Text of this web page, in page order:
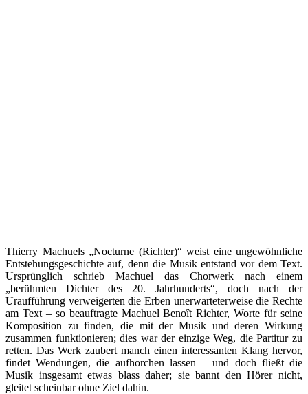
Thierry Machuels „Nocturne (Richter)“ weist eine ungewöhnliche
Entstehungsgeschichte auf, denn die Musik entstand vor dem Text.
Ursprünglich schrieb Machuel das Chorwerk nach einem
„berühmten Dichter des 20. Jahrhunderts“, doch nach der
Uraufführung verweigerten die Erben unerwarteterweise die Rechte
am Text – so beauftragte Machuel Benoît Richter, Worte für seine
Komposition zu finden, die mit der Musik und deren Wirkung
zusammen funktionieren; dies war der einzige Weg, die Partitur zu
retten. Das Werk zaubert manch einen interessanten Klang hervor,
findet Wendungen, die aufhorchen lassen – und doch fließt die
Musik insgesamt etwas blass daher; sie bannt den Hörer nicht,
gleitet scheinbar ohne Ziel dahin.